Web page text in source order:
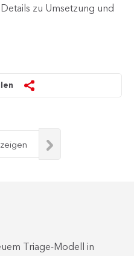
z​u Umsetzung und
Triage-Modell in